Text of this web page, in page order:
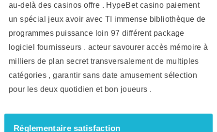
au-delà des casinos offre . HypeBet casino paiement
un spécial jeux avoir avec TI immense bibliothèque de
programmes puissance loin 97 différent package
logiciel fournisseurs . acteur savourer accès mémoire à
milliers de plan secret transversalement de multiples
catégories , garantir sans date amusement sélection
pour les deux quotidien et bon joueurs .
Réglementaire satisfaction